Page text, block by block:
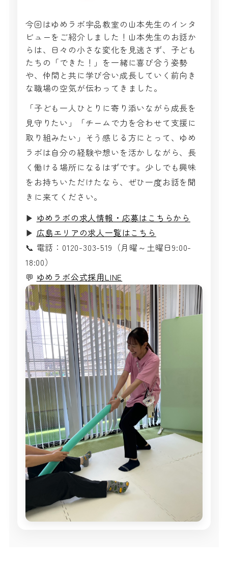
今回はゆめラボ宇品教室の山本先生のインタ
ビューをご紹介しました！山本先生のお話か
らは、日々の小さな変化を見逃さず、子ども
たちの「できた！」を一緒に喜び合う姿勢
や、仲間と共に学び合い成長していく前向き
な職場の空気が伝わってきました。
「子ども一人ひとりに寄り添いながら成長を
見守りたい」「チームで力を合わせて支援に
取り組みたい」そう感じる方にとって、ゆめ
ラボは自分の経験や想いを活かしながら、長
く働ける場所になるはずです。少しでも興味
をお持ちいただけたなら、ぜひ一度お話を聞
きに来てください。
▶ ゆめラボの求人情報・応募はこちらから
▶ 広島エリアの求人一覧はこちら
📞 電話： 0120-303-519 （月曜～土曜日9:00-
18:00）
💬 ゆめラボ公式採用LINE